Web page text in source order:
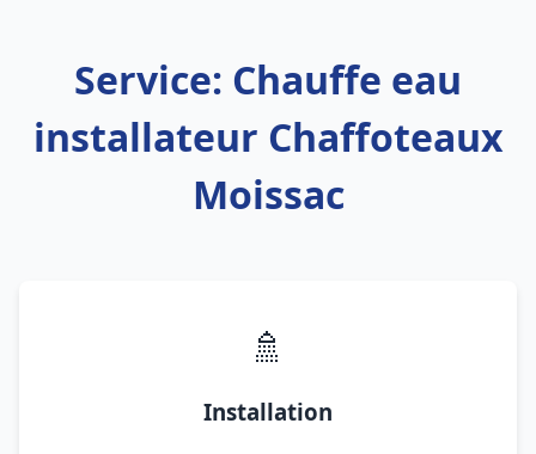
Service: Chauffe eau
installateur Chaffoteaux
Moissac
🚿
Installation